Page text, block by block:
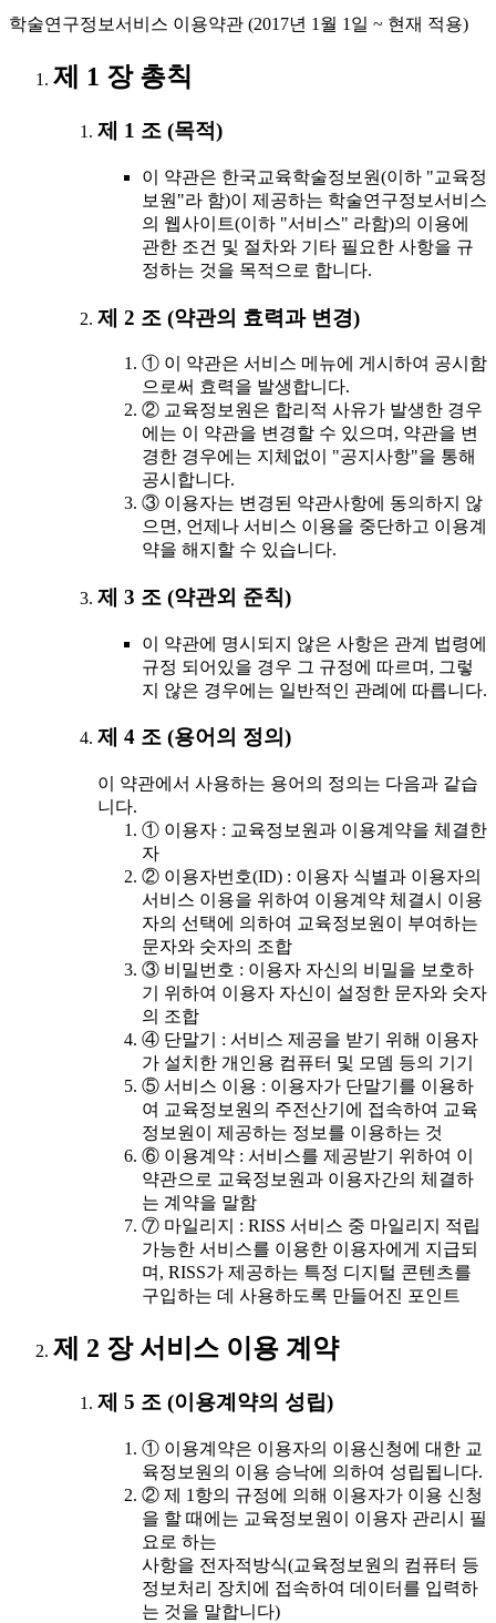
학술연구정보서비스 이용약관 (2017년 1월 1일 ~ 현재 적용)
제 1 장 총칙
제 1 조 (목적)
이 약관은 한국교육학술정보원(이하 "교육정
보원"라 함)이 제공하는 학술연구정보서비스
의 웹사이트(이하 "서비스" 라함)의 이용에
관한 조건 및 절차와 기타 필요한 사항을 규
정하는 것을 목적으로 합니다.
제 2 조 (약관의 효력과 변경)
① 이 약관은 서비스 메뉴에 게시하여 공시함
으로써 효력을 발생합니다.
② 교육정보원은 합리적 사유가 발생한 경우
에는 이 약관을 변경할 수 있으며, 약관을 변
경한 경우에는 지체없이 "공지사항"을 통해
공시합니다.
③ 이용자는 변경된 약관사항에 동의하지 않
으면, 언제나 서비스 이용을 중단하고 이용계
약을 해지할 수 있습니다.
제 3 조 (약관외 준칙)
이 약관에 명시되지 않은 사항은 관계 법령에
규정 되어있을 경우 그 규정에 따르며, 그렇
지 않은 경우에는 일반적인 관례에 따릅니다.
제 4 조 (용어의 정의)
이 약관에서 사용하는 용어의 정의는 다음과 같습
니다.
① 이용자 : 교육정보원과 이용계약을 체결한
자
② 이용자번호(ID) : 이용자 식별과 이용자의
서비스 이용을 위하여 이용계약 체결시 이용
자의 선택에 의하여 교육정보원이 부여하는
문자와 숫자의 조합
③ 비밀번호 : 이용자 자신의 비밀을 보호하
기 위하여 이용자 자신이 설정한 문자와 숫자
의 조합
④ 단말기 : 서비스 제공을 받기 위해 이용자
가 설치한 개인용 컴퓨터 및 모뎀 등의 기기
⑤ 서비스 이용 : 이용자가 단말기를 이용하
여 교육정보원의 주전산기에 접속하여 교육
정보원이 제공하는 정보를 이용하는 것
⑥ 이용계약 : 서비스를 제공받기 위하여 이
약관으로 교육정보원과 이용자간의 체결하
는 계약을 말함
⑦ 마일리지 : RISS 서비스 중 마일리지 적립
가능한 서비스를 이용한 이용자에게 지급되
며, RISS가 제공하는 특정 디지털 콘텐츠를
구입하는 데 사용하도록 만들어진 포인트
제 2 장 서비스 이용 계약
제 5 조 (이용계약의 성립)
① 이용계약은 이용자의 이용신청에 대한 교
육정보원의 이용 승낙에 의하여 성립됩니다.
② 제 1항의 규정에 의해 이용자가 이용 신청
을 할 때에는 교육정보원이 이용자 관리시 필
요로 하는
사항을 전자적방식(교육정보원의 컴퓨터 등
정보처리 장치에 접속하여 데이터를 입력하
는 것을 말합니다)